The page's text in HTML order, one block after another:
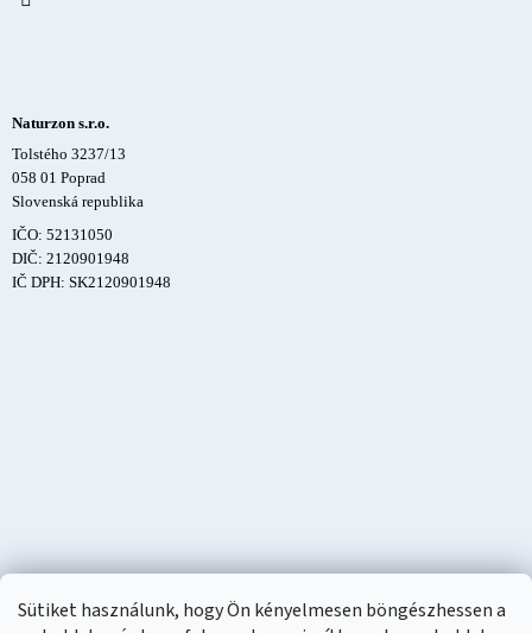
Sütiket használunk, hogy Ön kényelmesen böngészhessen a
Naturzon s.r.o.
Tolstého 3237/13
058 01 Poprad
Slovenská republika
IČO: 52131050
DIČ: 2120901948
IČ DPH: SK2120901948